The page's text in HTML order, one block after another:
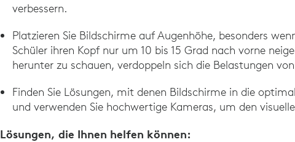
verbessern.
Platzieren Sie Bildschirme auf Augenhöhe, besonders
Schüler ihren Kopf nur um 10 bis 15 Grad nach vorne
herunter zu schauen, verdoppeln sich die Belastungen
Finden Sie Lösungen, mit denen Bildschirme in die
und verwenden Sie hochwertige Kameras, um den
Lösungen, die Ihnen helfen können: